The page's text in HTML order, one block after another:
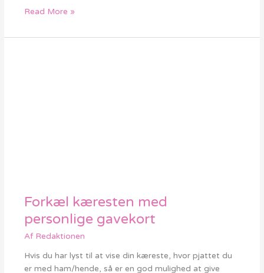
Read More »
Forkæl kæresten med
personlige gavekort
Af Redaktionen
Hvis du har lyst til at vise din kæreste, hvor pjattet du
er med ham/hende, så er en god mulighed at give
Forkæl
med
personlige
gavekort